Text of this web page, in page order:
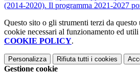
(2014-2020). Il programma 2021-2027
Questo sito o gli strumenti terzi da
cookie necessari al funzionamento ed
COOKIE POLICY.
Personalizza Rifiuta tutti i cookies
Gestione cookie